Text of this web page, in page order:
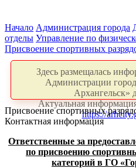
Начало Администрация города
отделы Управление по
Присвоение спортивных
Здесь размещалась
Администрации
Архангельск»
Актуальная
https://
Присвоение спортивных
Контактная информация
Ответственные за
по присвоению
категорий в ГО